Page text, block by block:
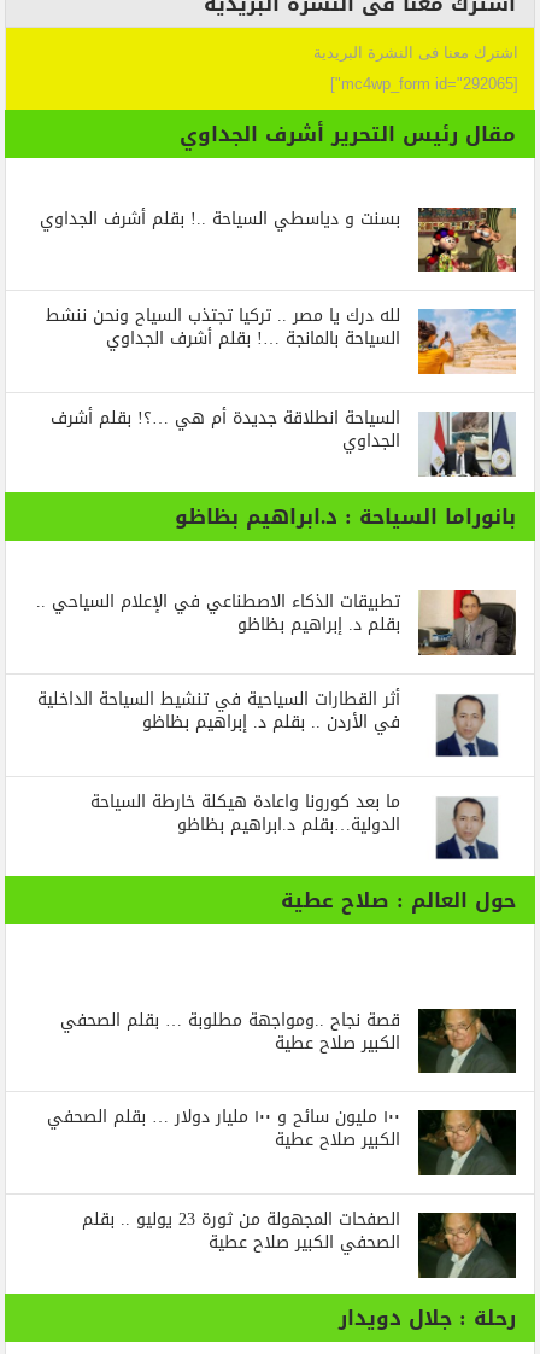
اشترك معنا فى النشرة البريدية
[mc4wp_form id="292065"]
مقال رئيس التحرير أشرف الجداوي
بسنت و دياسطي السياحة ..! بقلم أشرف الجداوي
لله درك يا مصر .. تركيا تجتذب السياح ونحن ننشط
السياحة بالمانجة …! بقلم أشرف الجداوي
السياحة انطلاقة جديدة أم هي …؟! بقلم أشرف
الجداوي
بانوراما السياحة : د.ابراهيم بظاظو
تطبيقات الذكاء الاصطناعي في الإعلام السياحي ..
بقلم د. إبراهيم بظاظو
أثر القطارات السياحية في تنشيط السياحة الداخلية
في الأردن .. بقلم د. إبراهيم بظاظو
ما بعد كورونا واعادة هيكلة خارطة السياحة
الدولية…بقلم د.ابراهيم بظاظو
حول العالم : صلاح عطية
قصة نجاح ..ومواجهة مطلوبة … بقلم الصحفي
الكبير صلاح عطية
١٠٠ مليون سائح و ١٠٠ مليار دولار … بقلم الصحفي
الكبير صلاح عطية
الصفحات المجهولة من ثورة 23 يوليو .. بقلم
الصحفي الكبير صلاح عطية
رحلة : جلال دويدار